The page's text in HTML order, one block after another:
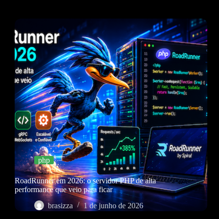
php
RoadRunner em 2026: o servidor PHP de alta
performance que veio para ficar
brasizza
1 de junho de 2026